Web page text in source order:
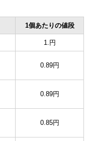
1個あたりの値段
1.円
0.89円
0.89円
0.85円